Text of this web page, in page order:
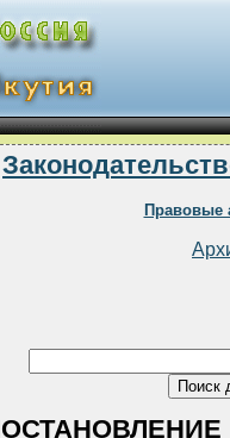
Правовые